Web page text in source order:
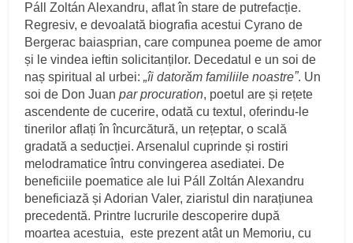
Páll Zoltán Alexandru, aflat în stare de putrefacție.
Regresiv, e devoalată biografia acestui Cyrano de
Bergerac baiasprian, care compunea poeme de amor
și le vindea ieftin solicitanților. Decedatul e un soi de
naș spiritual al urbei:„îi datorăm familiile noastreˮ. Un
soi de Don Juanpar procuration, poetul are și rețete
ascendente de cucerire, odată cu textul, oferindu-le
tinerilor aflați în încurcătură, un rețeptar, o scală
gradată a seducției. Arsenalul cuprinde și rostiri
melodramatice întru convingerea asediatei. De
beneficiile poematice ale lui Páll Zoltán Alexandru
beneficiază și Adorian Valer, ziaristul din narațiunea
precedentă. Printre lucrurile descoperire după
moartea acestuia, este prezent atât un Memoriu, cu